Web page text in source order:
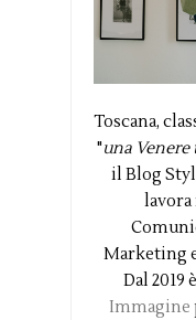
Toscana,
"una Venere
il Blog
Marketing
Dal 2019
Immagine